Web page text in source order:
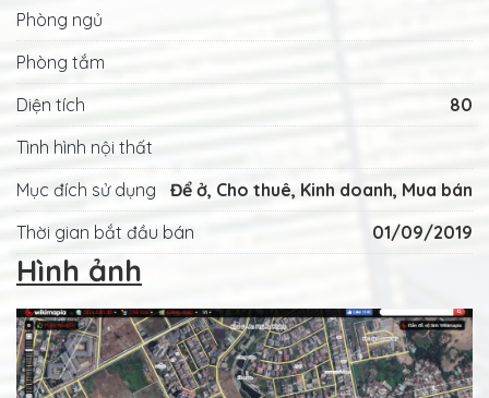
Phòng ngủ
Phòng tắm
Diện tích
80
Tình hình nội thất
Mục đích sử dụng
Để ở, Cho thuê, Kinh doanh, Mua bán
Thời gian bắt đầu bán
01/09/2019
Hình ảnh